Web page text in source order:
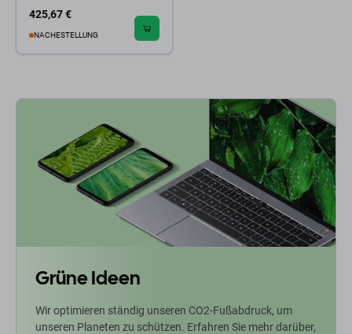
425,67 €
NACHESTELLUNG
Grüne Ideen
Wir optimieren ständig unseren CO2-Fußabdruck, um
unseren Planeten zu schützen. Erfahren Sie mehr darüber,